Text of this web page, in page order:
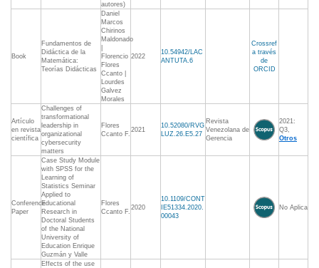
autores)
Book
Fundamentos de
Didáctica de la
Matemática:
Teorías Didácticas
Daniel
Marcos
Chirinos
Maldonado
Florencio
Flores
Ccanto |
Lourdes
Galvez
Morales
2022
10.54942/LAC
ANTUTA.6
Crossref
a través
de
ORCID
Artículo
en revista
científica
Challenges of
transformational
leadership in
organizational
cybersecurity
matters
Flores
Ccanto F.
2021
10.52080/RVG
LUZ.26.E5.27
Revista
Venezolana de
Gerencia
2021:
Q3,
Otros
Conference
Paper
Case Study Module
with SPSS for the
Learning of
Statistics Seminar
Applied to
Educational
Research in
Doctoral Students
of the National
University of
Education Enrique
Guzmán y Valle
Flores
Ccanto F.
2020
10.1109/CONT
IE51334.2020.
00043
No Aplica
Effects of the use